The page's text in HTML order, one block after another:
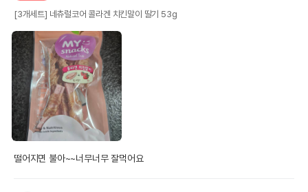
[3개세트] 네츄럴코어 콜라겐 치킨말이 딸기 53g
떨어지면 불아~~너무너무 잘먹어요